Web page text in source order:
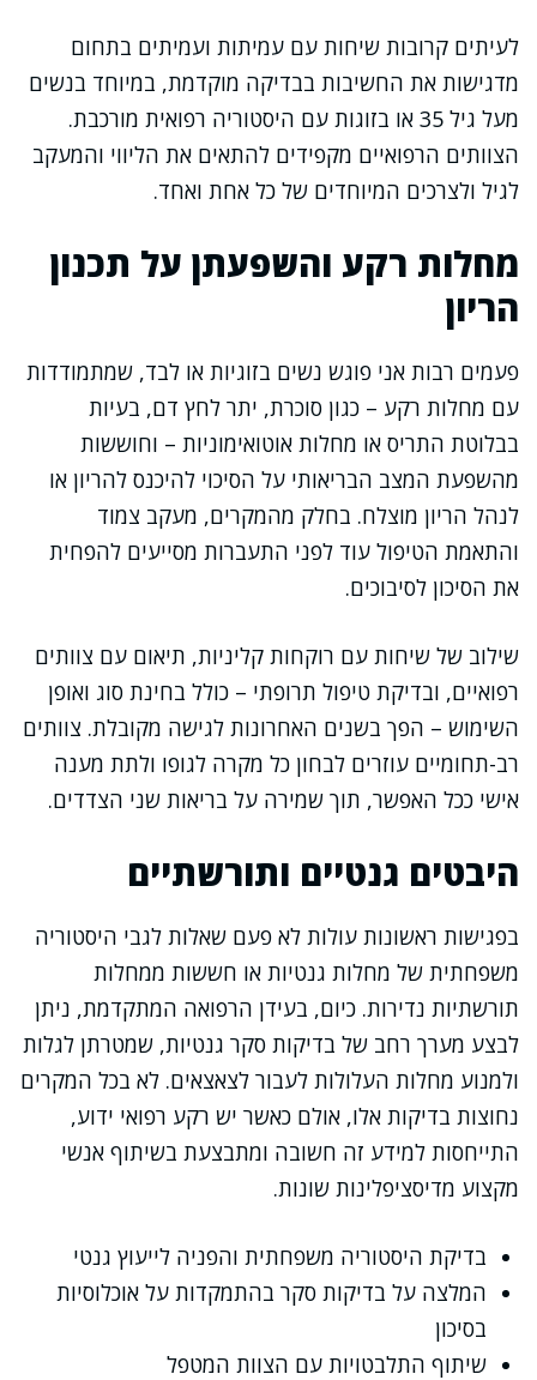
לעיתים קרובות שיחות עם עמיתות ועמיתים בתחום
מדגישות את החשיבות בבדיקה מוקדמת, במיוחד בנשים
מעל גיל 35 או בזוגות עם היסטוריה רפואית מורכבת.
הצוותים הרפואיים מקפידים להתאים את הליווי והמעקב
לגיל ולצרכים המיוחדים של כל אחת ואחד.
מחלות רקע והשפעתן על תכנון
הריון
פעמים רבות אני פוגש נשים בזוגיות או לבד, שמתמודדות
עם מחלות רקע – כגון סוכרת, יתר לחץ דם, בעיות
בבלוטת התריס או מחלות אוטואימוניות – וחוששות
מהשפעת המצב הבריאותי על הסיכוי להיכנס להריון או
לנהל הריון מוצלח. בחלק מהמקרים, מעקב צמוד
והתאמת הטיפול עוד לפני התעברות מסייעים להפחית
את הסיכון לסיבוכים.
שילוב של שיחות עם רוקחות קליניות, תיאום עם צוותים
רפואיים, ובדיקת טיפול תרופתי – כולל בחינת סוג ואופן
השימוש – הפך בשנים האחרונות לגישה מקובלת. צוותים
רב-תחומיים עוזרים לבחון כל מקרה לגופו ולתת מענה
אישי ככל האפשר, תוך שמירה על בריאות שני הצדדים.
היבטים גנטיים ותורשתיים
בפגישות ראשונות עולות לא פעם שאלות לגבי היסטוריה
משפחתית של מחלות גנטיות או חששות ממחלות
תורשתיות נדירות. כיום, בעידן הרפואה המתקדמת, ניתן
לבצע מערך רחב של בדיקות סקר גנטיות, שמטרתן לגלות
ולמנוע מחלות העלולות לעבור לצאצאים. לא בכל המקרים
נחוצות בדיקות אלו, אולם כאשר יש רקע רפואי ידוע,
התייחסות למידע זה חשובה ומתבצעת בשיתוף אנשי
מקצוע מדיסציפלינות שונות.
בדיקת היסטוריה משפחתית והפניה לייעוץ גנטי
המלצה על בדיקות סקר בהתמקדות על אוכלוסיות
בסיכון
שיתוף התלבטויות עם הצוות המטפל